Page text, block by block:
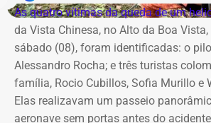
cautelar para suspender a licitação. O
Valber Rodrigues Januário, que assina
R$ 16,9 milhões publicado esta
apresentar defesa no processo do TCE.
Diferença de processos
com a Band Rio, a BandNews FM Rio
digitais do grupo, acompanhando
que antecedem o debate até a
Com tradição na realização de debates
promove o encontro como um espaço
de ideias e para que os eleitores
As quatro vítimas da queda de um
da Vista Chinesa, no Alto da Boa
sábado (08), foram identificadas: o
Alessandro Rocha; e três turistas
família, Rocio Cubillos, Sofia Murillo e
Elas realizavam um passeio
aeronave sem portas antes do